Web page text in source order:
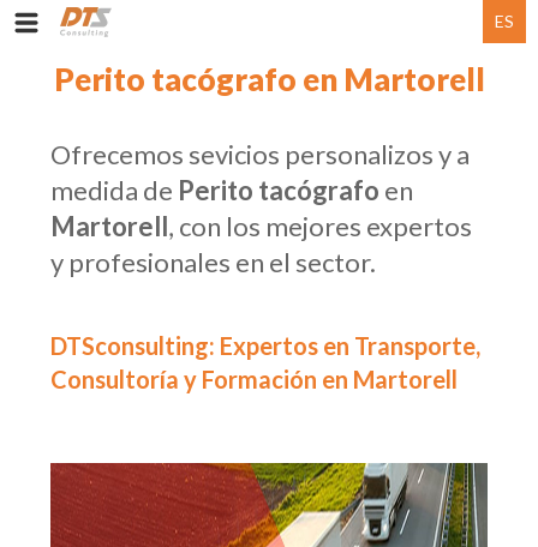
ES
Perito tacógrafo en Martorell
Ofrecemos sevicios personalizos y a
medida de Perito tacógrafo en
Martorell, con los mejores expertos
y profesionales en el sector.
DTSconsulting: Expertos en Transporte,
Consultoría y Formación en Martorell